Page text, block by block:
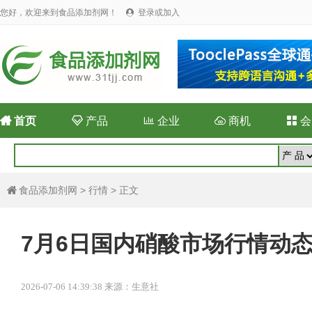
您好，欢迎来到食品添加剂网！  登录或加入
首页 产品 企业  商机 
 食品添加剂网 > 行情 > 正文
7月6日国内硝酸市场行情动
2026-07-06 14:39:38 来源：生意社